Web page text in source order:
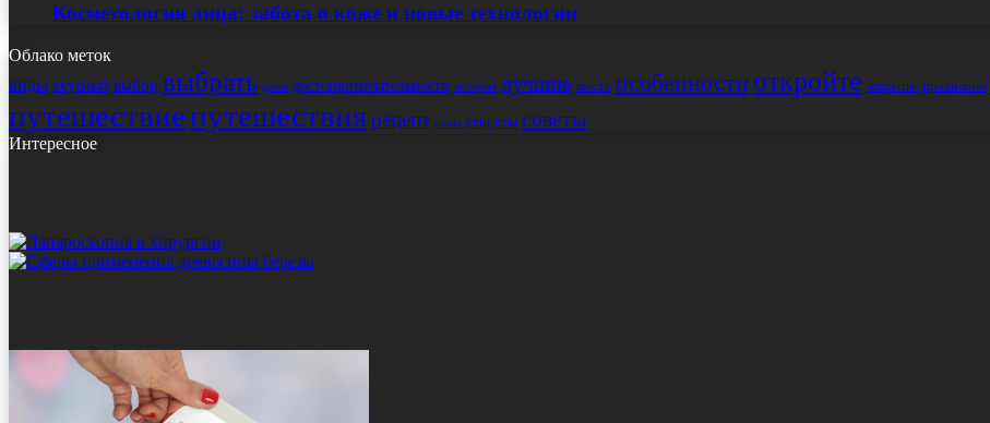
Косметология лица: забота о коже и новые технологии
Облако меток
виды вкусный выбор выбрать дома достопримечательности история лучшие места особенности откройте открытие правильно
путешествиепутешествиярецепт салат секреты советы
Интересное